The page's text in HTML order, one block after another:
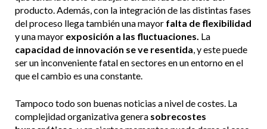
producto. Además, con la integración de las distintas fases
del proceso llega también una mayor falta de flexibilidad
y una mayor exposición a las fluctuaciones. La
capacidad de innovación se ve resentida, y este puede
ser un inconveniente fatal en sectores en un entorno en el
que el cambio es una constante.
Tampoco todo son buenas noticias a nivel de costes. La
complejidad organizativa genera sobrecostes